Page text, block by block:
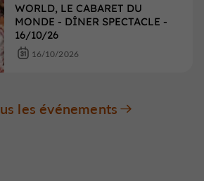
WORLD, LE CABARET DU
MONDE - DÎNER SPECTACLE -
16/10/26
16/10/2026
les événements